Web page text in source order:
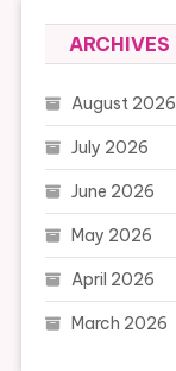
ARCHIVES
August 2026
July 2026
June 2026
May 2026
April 2026
March 2026